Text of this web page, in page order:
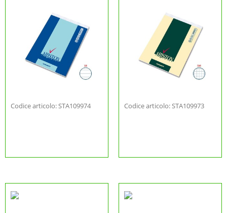
Codice articolo: STA109974 Codice articolo: STA109973